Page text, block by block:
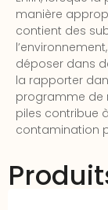
manière
contient des
déposer dans
la rapporter
programme de
piles contribue
contamination
Accu Indus